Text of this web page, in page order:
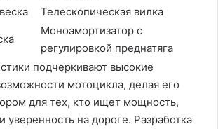
Телескопическая вилка
Моноамортизатор с
регулировкой преднатяга
подчеркивают высокие
мотоцикла, делая его
для тех, кто ищет мощность,
уверенность на дороге. Разработка